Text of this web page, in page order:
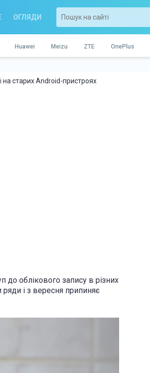
ОГЛЯДИ
Huawei Meizu ZTE OnePlus
на старих Android-пристроях
до облікового запису в різних
ряди і з вересня припиняє